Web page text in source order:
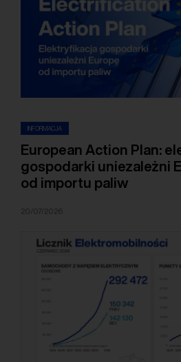
INFORMACJA
European Action Plan:
gospodarki uniezależni
od importu paliw
20/07/2026